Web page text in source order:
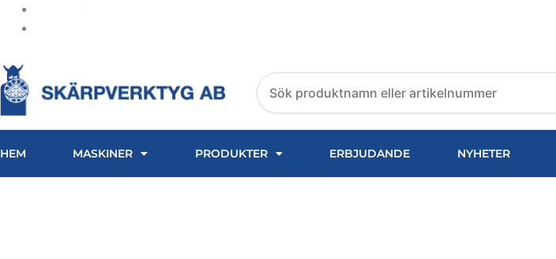
Search
products
HEM MASKINER PRODUKTER ERBJUDANDE NYHETER